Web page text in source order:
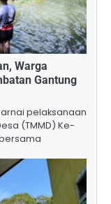
Warga
Gantung
pelaksanaan
(TMMD) Ke-